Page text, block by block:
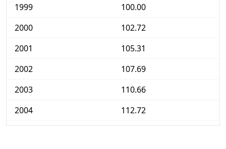
1999
100.00
2000
102.72
2001
105.31
2002
107.69
2003
110.66
2004
112.72